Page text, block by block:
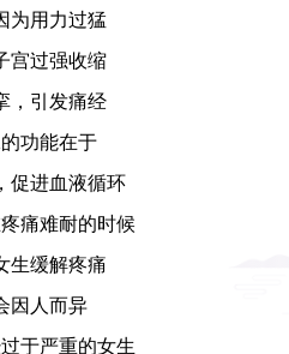
为用力过猛
宫过强收缩
，引发痛经
功能在于
促进血液循环
痛难耐的时候
生缓解疼痛
因人而异
于严重的女生